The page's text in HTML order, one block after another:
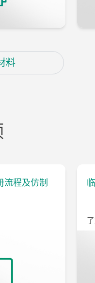
料
流程及仿制